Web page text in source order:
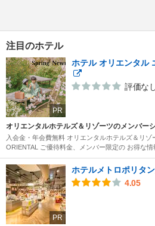
注目のホテル
PR
ホテル オリエンタル
評価な
オリエンタルホテルズ＆リゾーツのメンバー
入会金・年会費無料 オリエンタルホテルズ＆リ
ORIENTAL ご優待料金、メンバー限定の お得な情
PR
ホテルメトロポリタ
4.05